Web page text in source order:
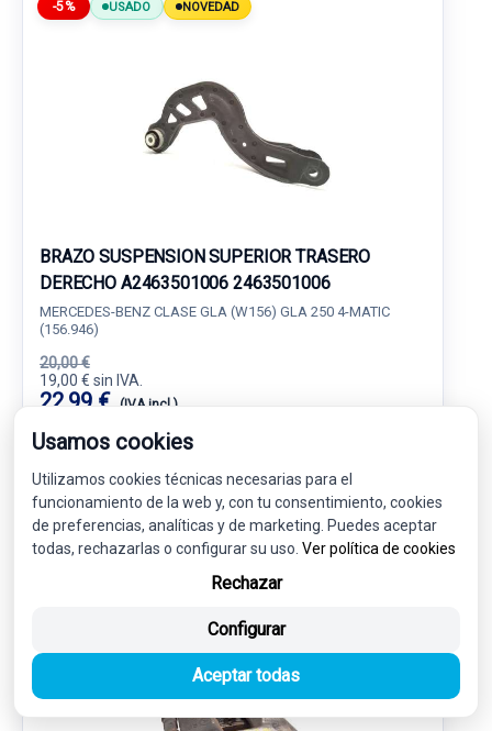
-5% USADO NOVEDAD
BRAZO SUSPENSION SUPERIOR TRASERO
DERECHO A2463501006 2463501006
MERCEDES-BENZ CLASE GLA (W156) GLA 250 4-MATIC
(156.946)
20,00 €
19,00 € sin IVA.
22,99 € (IVA incl.)
Ref: 6279425
Garantía 1 año Envío 24-48h
NOVEDAD
Usamos cookies
Utilizamos cookies técnicas necesarias para el
funcionamiento de la web y, con tu consentimiento, cookies
de preferencias, analíticas y de marketing. Puedes aceptar
todas, rechazarlas o configurar su uso. Ver política de cookies
Rechazar
Configurar
Aceptar todas